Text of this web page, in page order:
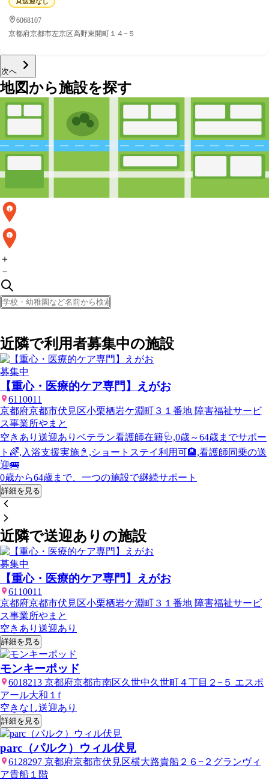
6068107
京都府京都市左京区高野東開町１４−５
次へ
地図から施設を探す
1
2
＋
－
近隣で利用者募集中の施設
募集中
【重心・医療的ケア専門】えがお
6110011
京都府京都市伏見区小栗栖岩ケ淵町３１番地 障害福祉サービ
ス事業所やまと
空きあり 送迎あり ベテラン看護師在籍🩺,0歳～64歳までサポー
ト🌈,入浴支援実施🚿,ショートステイ利用可🏨,看護師同乗の送
迎🚌
0歳から64歳まで、一つの施設で継続サポート
詳細を見る
近隣で送迎ありの施設
募集中
【重心・医療的ケア専門】えがお
6110011
京都府京都市伏見区小栗栖岩ケ淵町３１番地 障害福祉サービ
ス事業所やまと
空きあり 送迎あり
詳細を見る
モンキーポッド
6018213 京都府京都市南区久世中久世町４丁目２−５ エスポ
アール大和１f
空きなし送迎あり
詳細を見る
parc（パルク）ウィル伏見
6128297 京都府京都市伏見区横大路貴船２６−２グランヴィ
ア貴船１階